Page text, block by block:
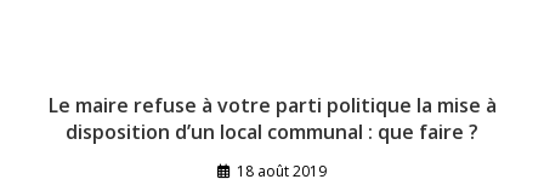
Le maire refuse à votre parti politique la mise à
disposition d’un local communal : que faire ?
18 août 2019